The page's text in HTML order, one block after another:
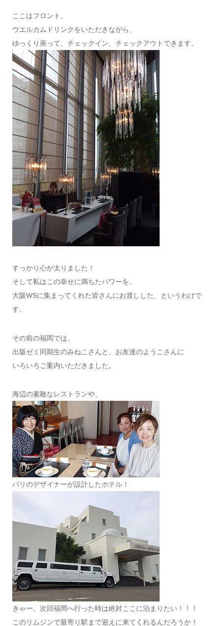
ここはフロント。
ウエルカムドリンクをいただきながら、
ゆっくり座って、チェックイン、チェックアウトできます。
すっかり心が太りました！
そして私はこの幸せに満ちたパワーを、
大阪WSに集まってくれた皆さんにお渡しした、というわけで
す。
その前の福岡では、
出版ゼミ同期生のみねこさんと、お友達のようこさんに
いろいろご案内いただきました。
海辺の素敵なレストランや、
パリのデザイナーが設計したホテル！
きゃー。次回福岡へ行った時は絶対ここに泊まりたい！！！
このリムジンで最寄り駅まで迎えに来てくれるんだろうか！